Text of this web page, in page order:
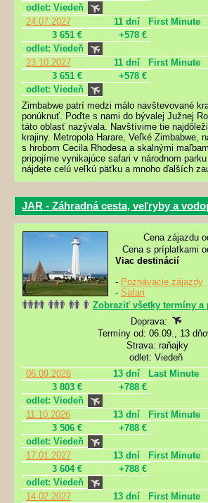
odlet: Viedeň
24.07.2027
11 dní
First Minute
3 651 €
+578 €
odlet: Viedeň
23.10.2027
11 dní
First Minute
3 651 €
+578 €
odlet: Viedeň
Zimbabwe patrí medzi málo navštevované
ponúknuť. Poďte s nami do bývalej Južnej
táto oblasť nazývala. Navštívime tie
krajiny. Metropola Harare, Veľké Zimbabwe,
s hrobom Cecila Rhodesa a skalnými
pripojíme vynikajúce safari v národnom
nájdete celú veľkú päťku a mnoho ďalších
JAR - Záhradná cesta, veľryby a
Cena zájazdu
Cena s príplatkami
Viac destinácií
- Poznávacie zájazdy
- Safari
Zobraziť všetky termíny a
Doprava:
Termíny od: 06.09., 13
Strava: raňajky
odlet: Viedeň
06.09.2026
13 dní
Last Minute
3 803 €
+788 €
odlet: Viedeň
11.10.2026
13 dní
First Minute
3 506 €
+788 €
odlet: Viedeň
17.01.2027
13 dní
First Minute
3 604 €
+788 €
odlet: Viedeň
14.02.2027
13 dní
First Minute